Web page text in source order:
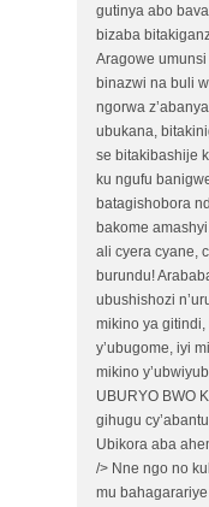
gutinya abo
bizaba
Aragowe
binazwi na buli
ngorwa
ubukana,
se bitakibashije
ku ngufu
batagishobora
bakome
ali cyera cyane,
burundu!
ubushishozi
mikino ya gitindi,
y’ubugome, iyi
mikino
UBURYO BWO
gihugu
Ubikora aba
/> Nne ngo no
mu